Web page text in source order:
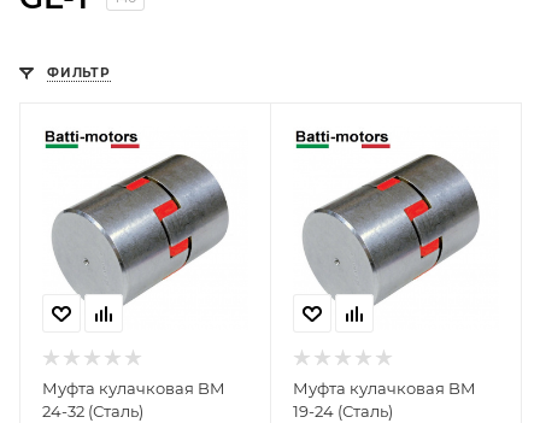
ФИЛЬТР
Муфта кулачковая BM
24-32 (Сталь)
Муфта кулачковая BM
19-24 (Сталь)